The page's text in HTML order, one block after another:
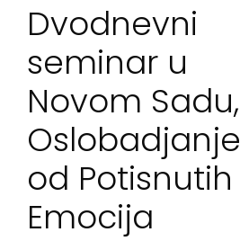
Dvodnevni
seminar u
Novom Sadu,
Oslobadjanje
od Potisnutih
Emocija